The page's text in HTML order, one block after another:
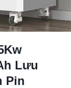
Lưu
Pin